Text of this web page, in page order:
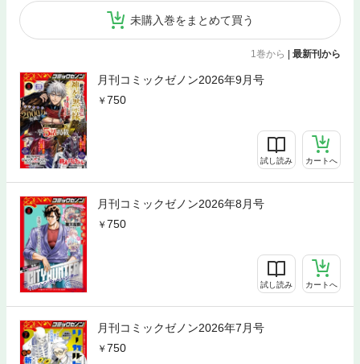
未購入巻をまとめて買う
1巻から | 最新刊から
月刊コミックゼノン2026年9月号
750
試し読み カートへ
月刊コミックゼノン2026年8月号
750
試し読み カートへ
月刊コミックゼノン2026年7月号
750